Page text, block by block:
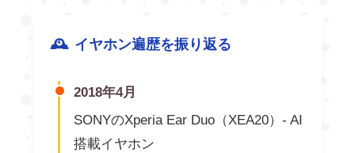
イヤホン遍歴を振り返る
2018年4月
SONYのXperia Ear Duo（XEA20）- AI
搭載イヤホン